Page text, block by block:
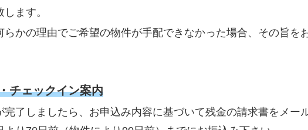
ます。
らかの理由でご希望の物件が手配できなかった場合、その旨を
チェックイン案内
完了しましたら、お申込み内容に基づいて残金の請求書をメー